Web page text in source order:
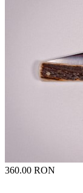
360.00 RON